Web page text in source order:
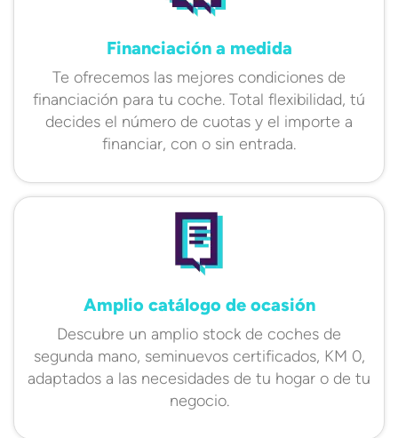
Financiación a medida
Te ofrecemos las mejores condiciones de
financiación para tu coche. Total flexibilidad, tú
decides el número de cuotas y el importe a
financiar, con o sin entrada.
Amplio catálogo de ocasión
Descubre un amplio stock de coches de
segunda mano, seminuevos certificados, KM 0,
adaptados a las necesidades de tu hogar o de tu
negocio.